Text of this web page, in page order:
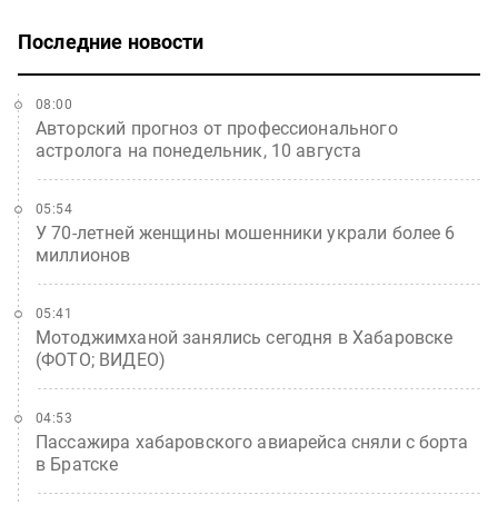
Последние новости
Авторский прогноз от профессионального
астролога на понедельник, 10 августа
08:00
У 70-летней женщины мошенники украли более 6
миллионов
05:54
Мотоджимханой занялись сегодня в Хабаровске
(ФОТО; ВИДЕО)
05:41
Пассажира хабаровского авиарейса сняли с борта
в Братске
04:53